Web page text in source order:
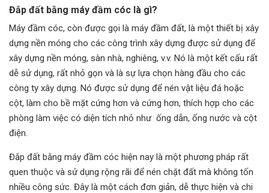
Đắp đất bằng máy đầm cóc là gì?
Máy đầm cóc, còn được gọi là máy đầm đất, là một thiết bị xây
dựng nền móng cho các công trình xây dựng được sử dụng để
xây dựng nền móng, sàn nhà, nghiêng, v.v. Nó là một kết cấu rất
dễ sử dụng, rất nhỏ gọn và là sự lựa chọn hàng đầu cho các
công ty xây dựng. Nó được sử dụng để nén vật liệu đá hoặc
cột, làm cho bề mặt cứng hơn và cứng hơn, thích hợp cho các
phòng làm việc có diện tích nhỏ như ống dẫn, ống nước và cột
điện.
Đắp đất bằng máy đầm cóc hiện nay là một phương pháp rất
quen thuộc và sử dụng rộng rãi để nén chặt đất mà không tốn
nhiều công sức. Đây là một cách đơn giản, dễ thực hiện và chi